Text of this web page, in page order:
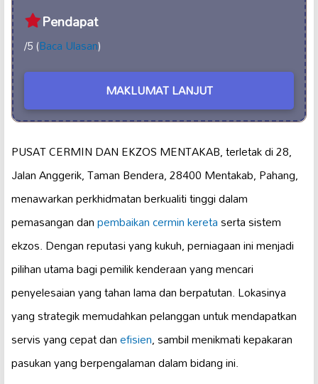
Pendapat
/5 (Baca Ulasan)
MAKLUMAT LANJUT
PUSAT CERMIN DAN EKZOS MENTAKAB, terletak di 28,
Jalan Anggerik, Taman Bendera, 28400 Mentakab, Pahang,
menawarkan perkhidmatan berkualiti tinggi dalam
pemasangan danpembaikan cermin keretaserta sistem
ekzos. Dengan reputasi yang kukuh, perniagaan ini menjadi
pilihan utama bagi pemilik kenderaan yang mencari
penyelesaian yang tahan lama dan berpatutan. Lokasinya
yang strategik memudahkan pelanggan untuk mendapatkan
servis yang cepat danefisien, sambil menikmati kepakaran
pasukan yang berpengalaman dalam bidang ini.